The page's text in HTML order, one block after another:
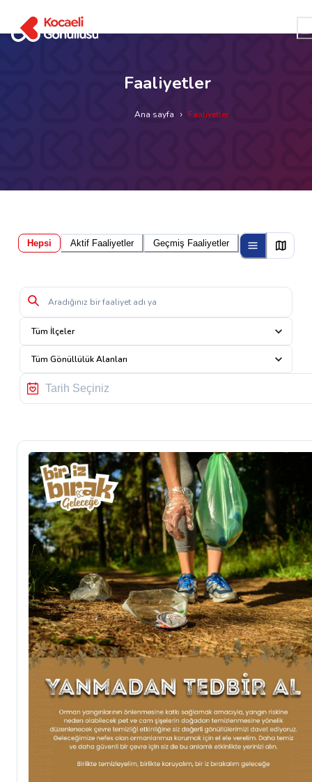
Kocaeli Gönüllüsü
Faaliyetler
Ana sayfa › Faaliyetler
Hepsi Aktif Faaliyetler Geçmiş Faaliyetler